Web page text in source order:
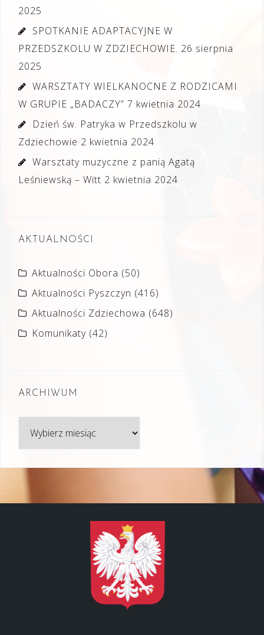
2025
SPOTKANIE ADAPTACYJNE W
PRZEDSZKOLU W ZDZIECHOWIE. 26 sierpnia
2025
WARSZTATY WIELKANOCNE Z RODZICAMI
W GRUPIE „BADACZY” 7 kwietnia 2024
Dzień św. Patryka w Przedszkolu w
Zdziechowie 2 kwietnia 2024
Warsztaty muzyczne z panią Agatą
Leśniewską – Witt 2 kwietnia 2024
AKTUALNOŚCI
Aktualności Obora (50)
Aktualności Pyszczyn (416)
Aktualności Zdziechowa (648)
Komunikaty (42)
ARCHIWUM